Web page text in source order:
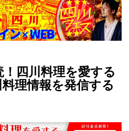
四川料理を愛する
理情報を発信する